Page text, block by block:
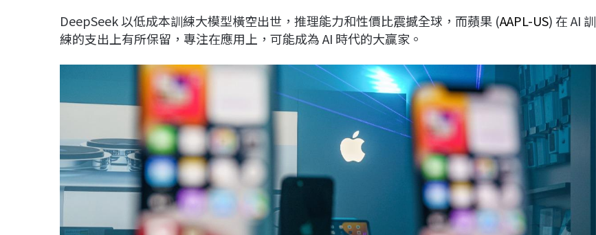
b
o
a
d
e
d
n
L
i
k
DeepSeek 以低成本訓練大模型橫空出世，推理能力和性價比震撼全球，而蘋果 (AAPL-US) 在 AI 訓
練的支出上有所保留，專注在應用上，可能成為 AI 時代的大贏家。